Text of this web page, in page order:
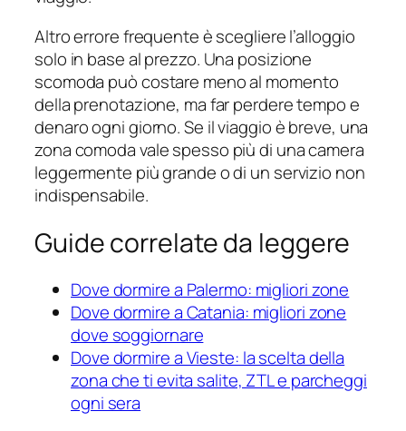
Altro errore frequente è scegliere l’alloggio
solo in base al prezzo. Una posizione
scomoda può costare meno al momento
della prenotazione, ma far perdere tempo e
denaro ogni giorno. Se il viaggio è breve, una
zona comoda vale spesso più di una camera
leggermente più grande o di un servizio non
indispensabile.
Guide correlate da leggere
Dove dormire a Palermo: migliori zone
Dove dormire a Catania: migliori zone
dove soggiornare
Dove dormire a Vieste: la scelta della
zona che ti evita salite, ZTL e parcheggi
ogni sera